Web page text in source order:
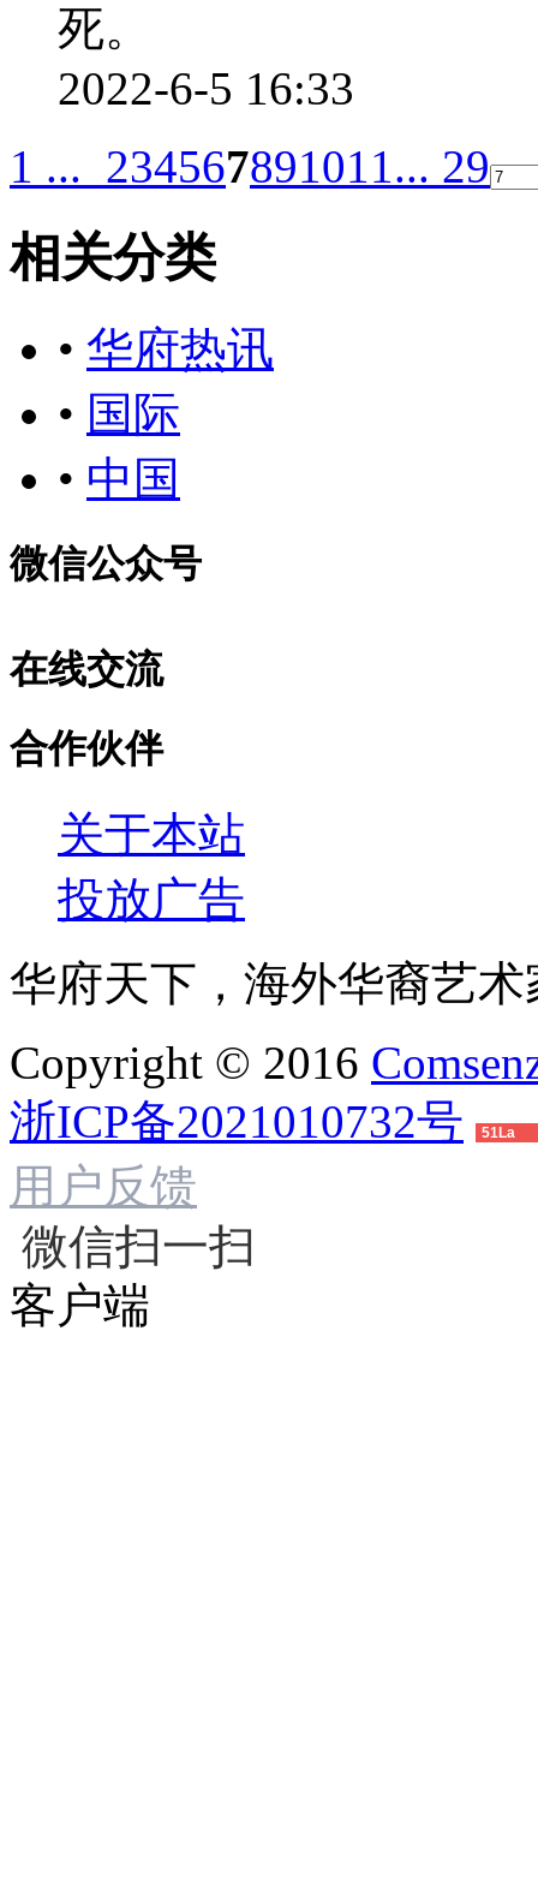
死。
2022-6-5 16:33
1 ... 234567891011... 29
相关分类
• 华府热讯
• 国际
• 中国
微信公众号
在线交流
合作伙伴
关于本站
投放广告
华府天下，海外华裔艺
Copyright © 2016
浙ICP备2021010732号
51La
用户反馈
微信扫一扫
客户端